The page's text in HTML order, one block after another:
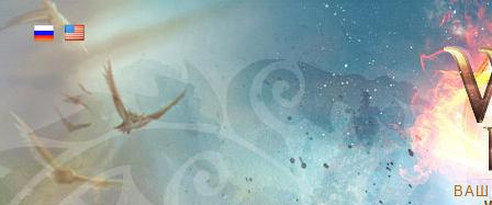
ВАШ